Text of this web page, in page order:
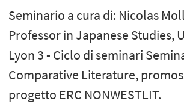
Seminario a cura di: Nicolas
Professor in Japanese Studies,
Lyon 3 - Ciclo di seminari
Comparative Literature,
progetto ERC NONWESTLIT.